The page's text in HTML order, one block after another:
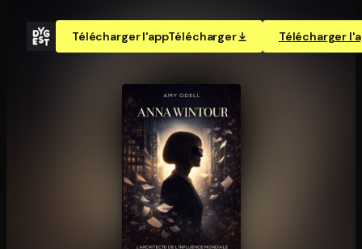
Télécharger l'appTélécharger Télécharger